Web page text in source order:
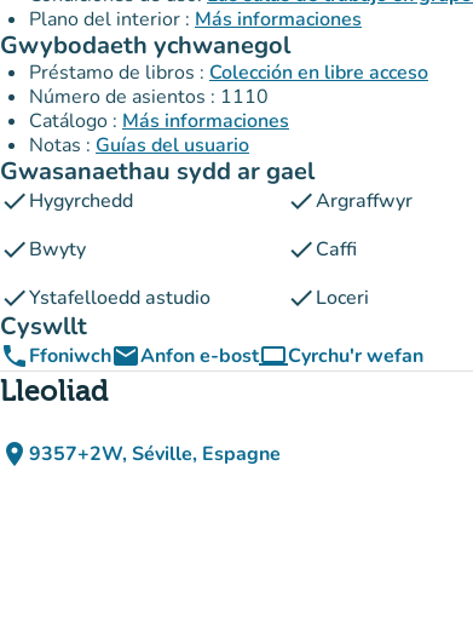
Plano del interior : Más informaciones
Gwybodaeth ychwanegol
Préstamo de libros : Colección en libre acceso
Número de asientos : 1110
Catálogo : Más informaciones
Notas : Guías del usuario
Gwasanaethau sydd ar gael
checkHygyrchedd checkArgraffwyr
checkBwyty checkCaffi
checkYstafelloedd astudio checkLoceri
Cyswllt
phoneFfoniwchemailAnfon e-bostcomputerCyrchu'r wefan
(tab newydd)
Lleoliad
place 9357+2W, Séville, Espagne
(agor yn Google Maps)
(tab newydd)